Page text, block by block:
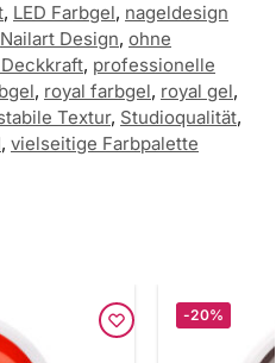
, LED Farbgel, nageldesign
Nailart Design, ohne
, professionelle
, royal farbgel, royal gel,
Textur, Studioqualität,
, vielseitige Farbpalette
-20%